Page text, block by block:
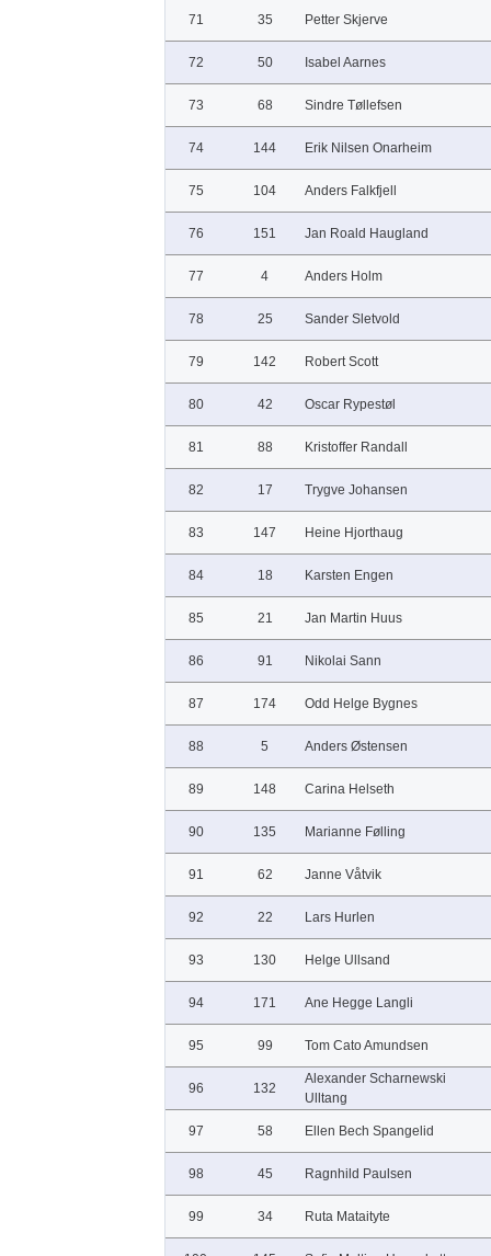
71 35 Petter Skjerve
72 50 Isabel Aarnes
73 68 Sindre Tøllefsen
74 144 Erik Nilsen Onarheim
75 104 Anders Falkfjell
76 151 Jan Roald Haugland
77 4 Anders Holm
78 25 Sander Sletvold
79 142 Robert Scott
80 42 Oscar Rypestøl
81 88 Kristoffer Randall
82 17 Trygve Johansen
83 147 Heine Hjorthaug
84 18 Karsten Engen
85 21 Jan Martin Huus
86 91 Nikolai Sann
87 174 Odd Helge Bygnes
88 5 Anders Østensen
89 148 Carina Helseth
90 135 Marianne Følling
91 62 Janne Våtvik
92 22 Lars Hurlen
93 130 Helge Ullsand
94 171 Ane Hegge Langli
95 99 Tom Cato Amundsen
96 132
Alexander Scharnewski
Ulltang
97 58 Ellen Bech Spangelid
98 45 Ragnhild Paulsen
99 34 Ruta Mataityte